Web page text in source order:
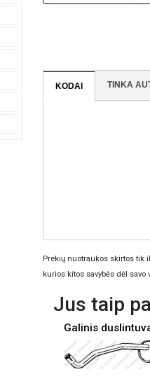
KODAI TINKA
Prekių nuotraukos skirtos tik
kurios kitos savybės dėl savo
Jus taip
Galinis